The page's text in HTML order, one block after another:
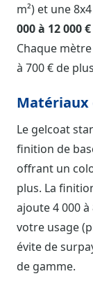
m²) et une
000 à 12 000 €
Chaque
à 700 € de
Matériaux
Le gelcoat
finition de
offrant un
plus. La
ajoute 4 000
votre usage
évite de
de gamme.